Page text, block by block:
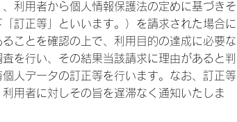
利用者から個人情報保護法の定めに基づきそ
訂正等」といいます。）を請求された場合に
ことを確認の上で、利用目的の達成に必要な
を行い、その結果当該請求に理由があると判
人データの訂正等を行います。なお、訂正等
用者に対しその旨を遅滞なく通知いたしま